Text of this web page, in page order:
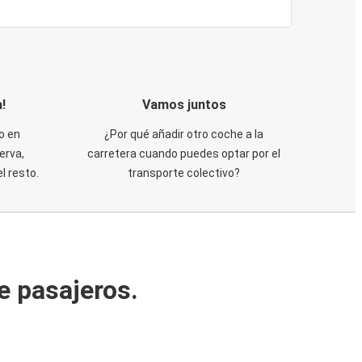
en
resto.
Vamos juntos
¿Por qué añadir otro coche a la
carretera cuando puedes optar por el
transporte colectivo?
pasajeros.